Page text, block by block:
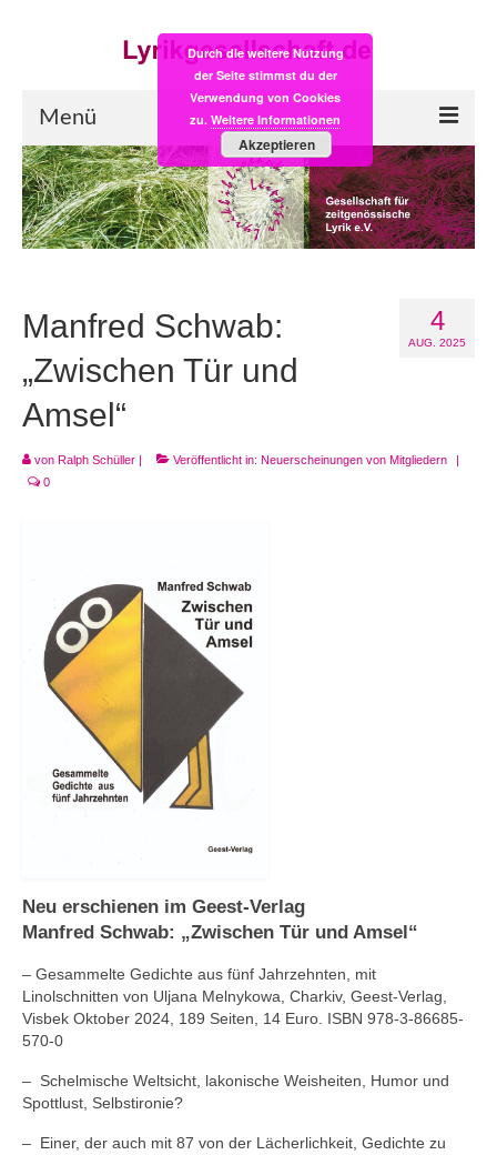
Menü
Start
LYRIK:POST
Einkaufsladen
Empfehlung des Monats
Videos
Veranstaltungen
Ausschreibungen
Leipziger Lyrikbibliothek
Lyrikschaufenster im Literaturhaus Leipzig
Mitglied werden
4
AUG. 2025
Manfred Schwab:
„Zwischen Tür und
Amsel“
von Ralph Schüller | Veröffentlicht in: Neuerscheinungen von Mitgliedern
|
0
Neu erschienen im Geest-Verlag
Manfred Schwab: „Zwischen Tür und Amsel“
– Gesammelte Gedichte aus fünf Jahrzehnten, mit
Linolschnitten von Uljana Melnykowa, Charkiv, Geest-Verlag,
Visbek Oktober 2024, 189 Seiten, 14 Euro. ISBN 978-3-86685-
570-0
– Schelmische Weltsicht, lakonische Weisheiten, Humor und
Spottlust, Selbstironie?
– Einer, der auch mit 87 von der Lächerlichkeit, Gedichte zu
Durch die weitere Nutzung
der Seite stimmst du der
Verwendung von Cookies
zu. Weitere Informationen
Akzeptieren